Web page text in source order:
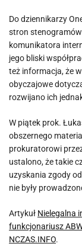
Do dziennikarzy
stron
komunikatora
jego bliski
też informacja, że
obyczajowe
rozwijano ich
W piątek prok.
obszernego
prokuratorowi
ustalono, że takie
uzyskania zgody
nie były
Artykuł Nielegalna
funkcjonariusz
NCZAS.INFO.